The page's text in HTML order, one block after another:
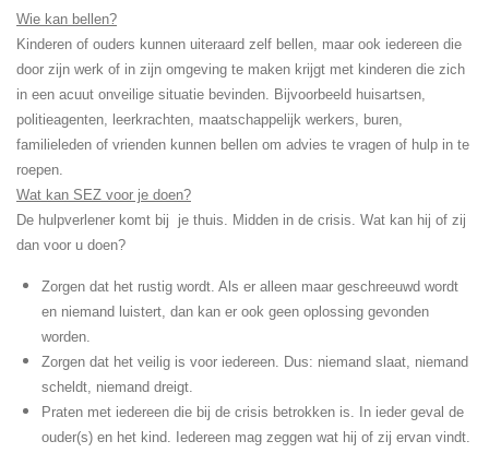
Wie kan bellen?
Kinderen of ouders kunnen uiteraard zelf bellen, maar ook iedereen die
door zijn werk of in zijn omgeving te maken krijgt met kinderen die zich
in een acuut onveilige situatie bevinden. Bijvoorbeeld huisartsen,
politieagenten, leerkrachten, maatschappelijk werkers, buren,
familieleden of vrienden kunnen bellen om advies te vragen of hulp in te
roepen.
Wat kan SEZ voor je doen?
De hulpverlener komt bij je thuis. Midden in de crisis. Wat kan hij of zij
dan voor u doen?
Zorgen dat het rustig wordt. Als er alleen maar geschreeuwd wordt
en niemand luistert, dan kan er ook geen oplossing gevonden
worden.
Zorgen dat het veilig is voor iedereen. Dus: niemand slaat, niemand
scheldt, niemand dreigt.
Praten met iedereen die bij de crisis betrokken is. In ieder geval de
ouder(s) en het kind. Iedereen mag zeggen wat hij of zij ervan vindt.